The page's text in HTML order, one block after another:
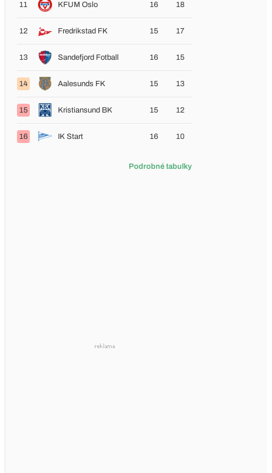
11 KFUM Oslo 16 18
12 Fredrikstad FK 15 17
13 Sandefjord Fotball 16 15
14 Aalesunds FK 15 13
15 Kristiansund BK 15 12
16 IK Start 16 10
Podrobné tabulky